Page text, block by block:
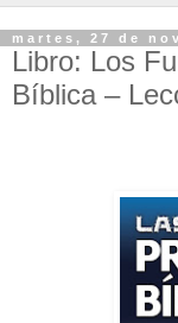
martes, 27 de
Libro: Los
Bíblica –